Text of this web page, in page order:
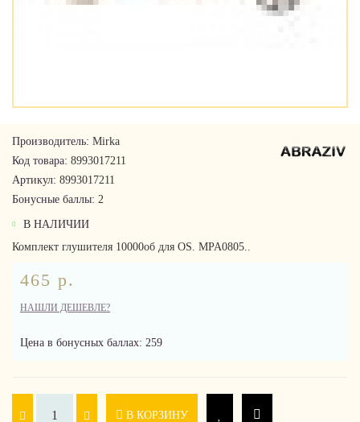
Производитель: Mirka
Код товара: 8993017211
Артикул: 8993017211
Бонусные баллы: 2
В НАЛИЧИИ
Комплект глушителя 10000об для OS. MPA0805..
465 р.
НАШЛИ ДЕШЕВЛЕ?
Цена в бонусных баллах: 259
В КОРЗИНУ